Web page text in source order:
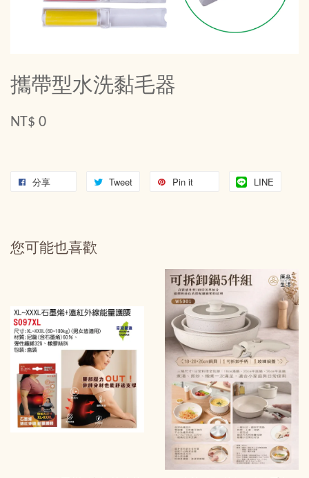
攜帶型水洗黏毛器
NT$ 0
分享 Tweet Pin it LINE
您可能也喜歡